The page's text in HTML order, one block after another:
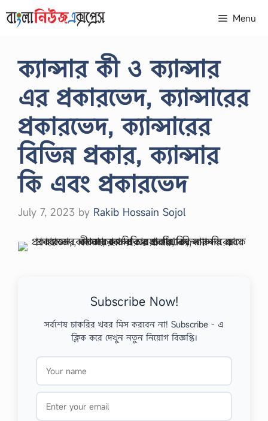
to
Menu
ক্যান্সার কী ও ক্যান্সার
এর প্রকারভেদ, ক্যান্সারের
প্রকারভেদ, ক্যান্সারের
বিভিন্ন প্রকার, ক্যান্সার
কি এবং প্রকারভেদ
July 7, 2023 by Rakib Hossain Sojol
Subscribe Now!
সর্বশেষ চাকরির খবর মিস করবেন না! Subscribe - এ
ক্লিক করে দেখুন নতুন নিয়োগ বিজ্ঞপ্তি।